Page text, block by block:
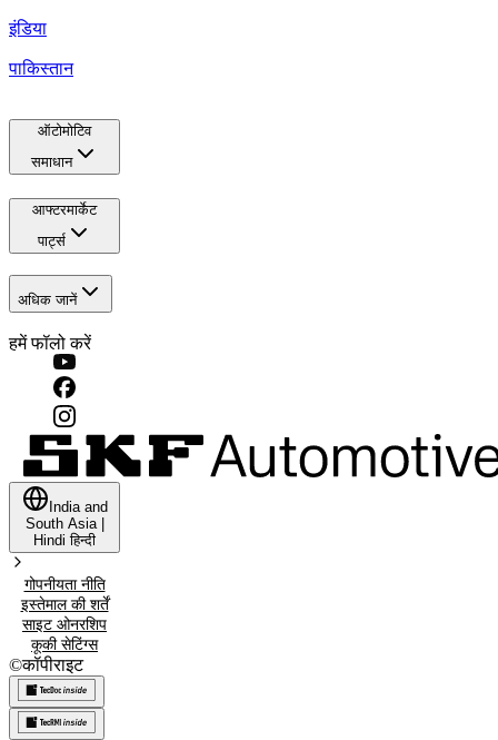
इंडिया
पाकिस्तान
ऑटोमोटिव
समाधान
आफ्टरमार्केट
पार्ट्स
अधिक जानें
हमें फॉलो करें
India and
South Asia|
Hindi हिन्दी
गोपनीयता नीति
इस्‍तेमाल की शर्तें
साइट ओनरशिप
कूकी सेटिंग्स
©कॉपीराइट